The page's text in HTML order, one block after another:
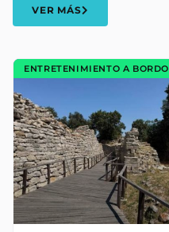
VER MÁS
ENTRETENIMIENTO A BORDO